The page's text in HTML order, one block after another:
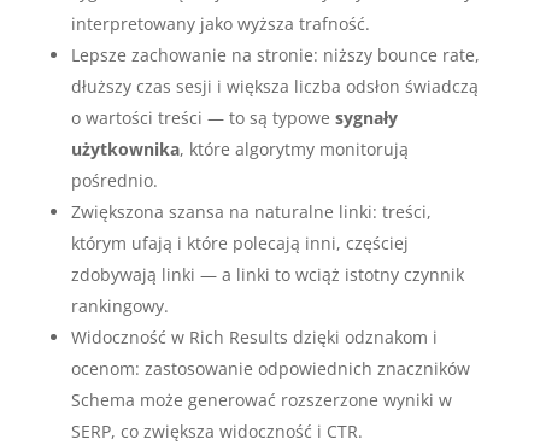
interpretowany jako wyższa trafność.
Lepsze zachowanie na stronie: niższy bounce rate,
dłuższy czas sesji i większa liczba odsłon świadczą
o wartości treści — to są typowe sygnały
użytkownika, które algorytmy monitorują
pośrednio.
Zwiększona szansa na naturalne linki: treści,
którym ufają i które polecają inni, częściej
zdobywają linki — a linki to wciąż istotny czynnik
rankingowy.
Widoczność w Rich Results dzięki odznakom i
ocenom: zastosowanie odpowiednich znaczników
Schema może generować rozszerzone wyniki w
SERP, co zwiększa widoczność i CTR.